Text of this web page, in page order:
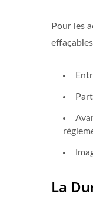
Pour les
La